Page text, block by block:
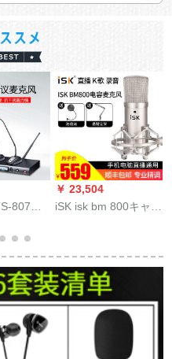
807专
ージ出
はTS-
ークで
￥ 23,504
iSK isk bm 800キャバ
タ生中継マイクネネ
と呼ばれる歌のセシ
リア生放送设备セク
シbm 800キーパーで